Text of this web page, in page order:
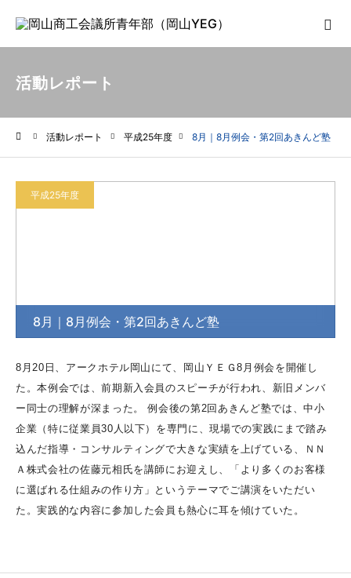
活動レポート
活動レポート 平成25年度 8月｜8月例会・第2回あきんど塾
平成25年度
8月｜8月例会・第2回あきんど塾
8月20日、アークホテル岡山にて、岡山ＹＥＧ8月例会を開催し
た。本例会では、前期新入会員のスピーチが行われ、新旧メンバ
ー同士の理解が深まった。 例会後の第2回あきんど塾では、中小
企業（特に従業員30人以下）を専門に、現場での実践にまで踏み
込んだ指導・コンサルティングで大きな実績を上げている、ＮＮ
Ａ株式会社の佐藤元相氏を講師にお迎えし、「より多くのお客様
に選ばれる仕組みの作り方」というテーマでご講演をいただい
た。実践的な内容に参加した会員も熱心に耳を傾けていた。